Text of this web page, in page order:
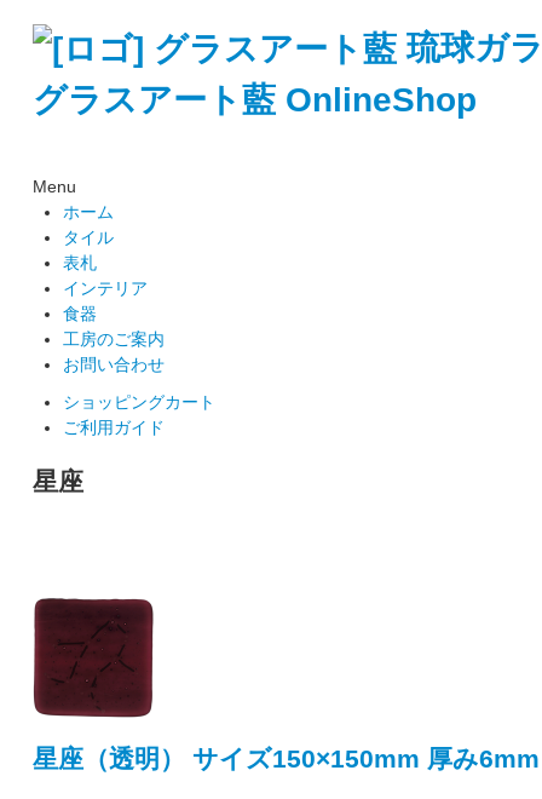
琉球ガ
グラスアート藍 OnlineShop
Menu
ホーム
タイル
表札
インテリア
食器
工房のご案内
お問い合わせ
ショッピングカート
ご利用ガイド
星座
星座（透明） サイズ150×150mm 厚み6mm